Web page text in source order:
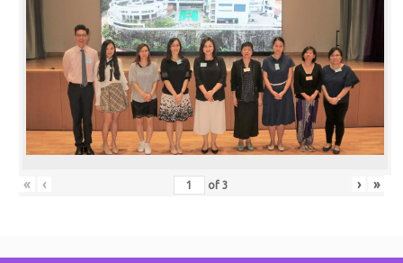
« ‹ of3 › »